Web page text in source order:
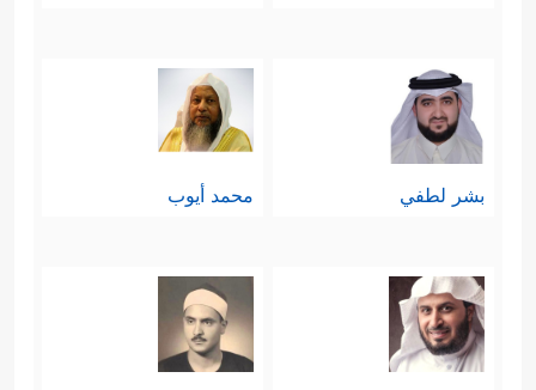
بشر لطفي محمد أيوب